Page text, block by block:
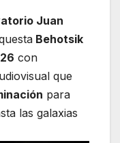
Juan
Behotsik
con
que
para
las galaxias